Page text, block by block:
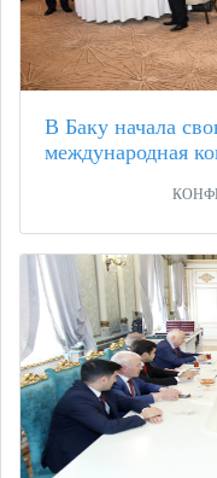
В Баку начала
международная